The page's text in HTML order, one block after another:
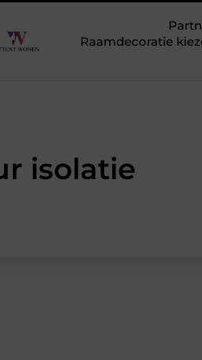
Raamdecoratie
isolatie